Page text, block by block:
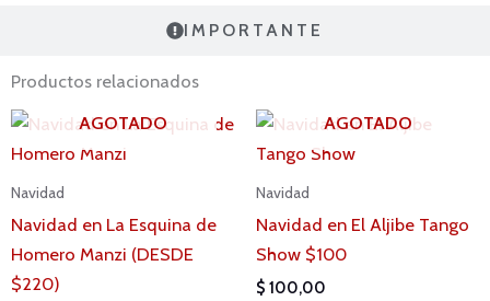
IMPORTANTE
Productos relacionados
AGOTADO
Navidad
Navidad en La Esquina de
Homero Manzi (DESDE
$220)
AGOTADO
Navidad
Navidad en El Aljibe Tango
Show $100
$ 100,00